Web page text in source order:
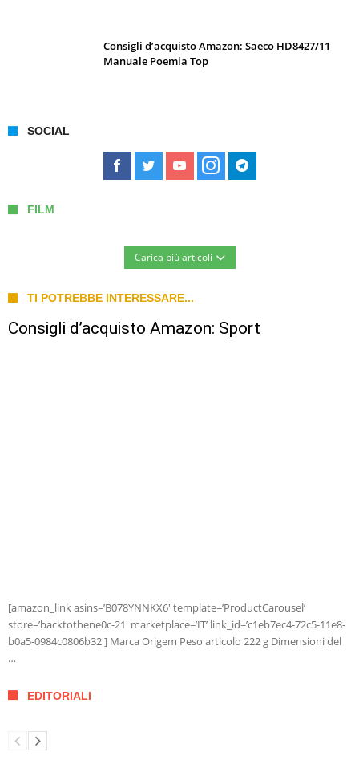
Consigli d’acquisto Amazon: Saeco HD8427/11
Manuale Poemia Top
SOCIAL
FILM
Carica più articoli
TI POTREBBE INTERESSARE...
Consigli d’acquisto Amazon: Sport
[amazon_link asins=’B078YNNKX6′ template=’ProductCarousel’
store=’backtothene0c-21′ marketplace=’IT’ link_id=’c1eb7ec4-72c5-11e8-
b0a5-0984c0806b32′] Marca Origem Peso articolo 222 g Dimensioni del
…
EDITORIALI